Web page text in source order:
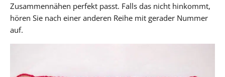
Zusammennähen perfekt passt. Falls das nicht hinkommt,
hören Sie nach einer anderen Reihe mit gerader Nummer
auf.